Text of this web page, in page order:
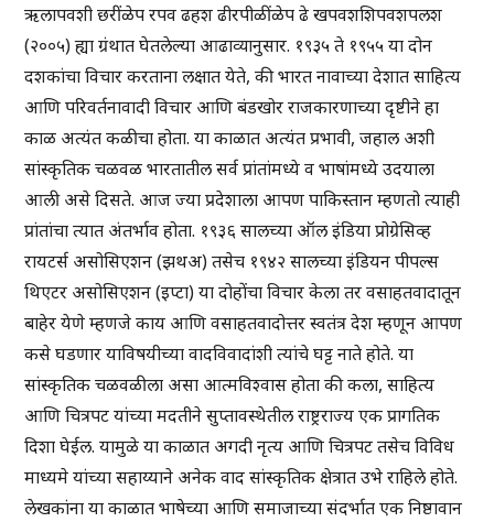
ऋलापवशी छरींळेप रपव ढहश ढीरपीळींळेप ढे खपवशशिपवशपलश
(२००५) ह्या ग्रंथात घेतलेल्या आढाव्यानुसार. १९३५ ते १९५५ या दोन
दशकांचा विचार करताना लक्षात येते, की भारत नावाच्या देशात साहित्य
आणि परिवर्तनावादी विचार आणि बंडखोर राजकारणाच्या दृष्टीने हा
काळ अत्यंत कळीचा होता. या काळात अत्यंत प्रभावी, जहाल अशी
सांस्कृतिक चळवळ भारतातील सर्व प्रांतांमध्ये व भाषांमध्ये उदयाला
आली असे दिसते. आज ज्या प्रदेशाला आपण पाकिस्तान म्हणतो त्याही
प्रांतांचा त्यात अंतर्भाव होता. १९३६ सालच्या ऑल इंडिया प्रोग्रेसिव्ह
रायटर्स असोसिएशन (झथअ) तसेच १९४२ सालच्या इंडियन पीपल्स
थिएटर असोसिएशन (इप्टा) या दोहोंचा विचार केला तर वसाहतवादातून
बाहेर येणे म्हणजे काय आणि वसाहतवादोत्तर स्वतंत्र देश म्हणून आपण
कसे घडणार याविषयीच्या वादविवादांशी त्यांचे घट्ट नाते होते. या
सांस्कृतिक चळवळीला असा आत्मविश्वास होता की कला, साहित्य
आणि चित्रपट यांच्या मदतीने सुप्तावस्थेतील राष्ट्रराज्य एक प्रागतिक
दिशा घेईल. यामुळे या काळात अगदी नृत्य आणि चित्रपट तसेच विविध
माध्यमे यांच्या सहाय्याने अनेक वाद सांस्कृतिक क्षेत्रात उभे राहिले होते.
लेखकांना या काळात भाषेच्या आणि समाजाच्या संदर्भात एक निष्ठावान